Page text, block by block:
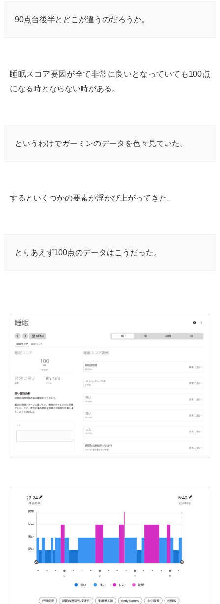
90点台後半とどこが違うのだろうか。
睡眠スコア要因が全て非常に良いとなっていても100点
になる時とならない時がある。
というわけでガーミンのデータを色々見ていた。
するといくつかの要素が浮かび上がってきた。
とりあえず100点のデータはこうだった。